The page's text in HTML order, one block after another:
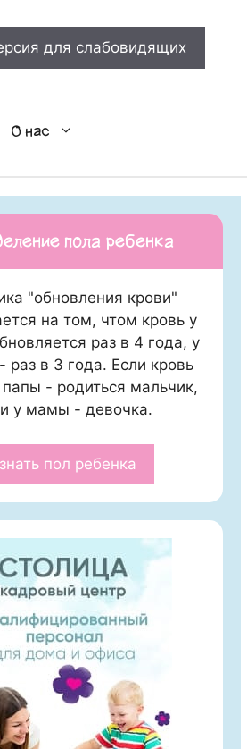
для слабовидящих
О нас
пола ребенка
"обновления крови"
на том, чтом кровь у
раз в 4 года, у
в 3 года. Если кровь
- родиться мальчик,
у мамы - девочка.
пол ребенка